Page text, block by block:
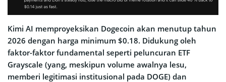
Kimi AI memproyeksikan Dogecoin akan menutup tahun
2026 dengan harga minimum $0.18. Didukung oleh
faktor-faktor fundamental seperti peluncuran ETF
Grayscale (yang, meskipun volume awalnya lesu,
memberi legitimasi institusional pada DOGE) dan